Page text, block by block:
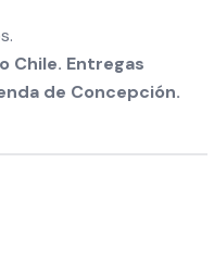
Chile. Entregas
de Concepción.